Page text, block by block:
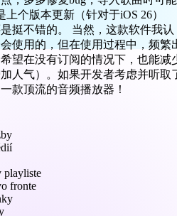
挺不错的。 当然，这款软件我认
使用的，但在使用过程中，频繁
望在没有订阅的情况下，也能减
人气）。如果开发者考虑并听取
款顶流的音频播放器！
playliste
fronte